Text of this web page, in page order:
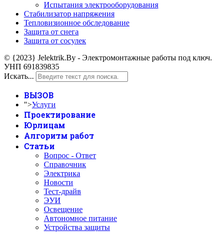
Испытания электрооборудования
Стабилизатор напряжения
Тепловизионное обследование
Защита от снега
Защита от сосулек
© {2023} Jelektrik.By - Электромонтажные работы под ключ.
УНП 691839835
Искать...
ВЫЗОВ
">Услуги
Проектирование
Юрлицам
Алгоритм работ
Статьи
Вопрос - Ответ
Справочник
Электрика
Новости
Тест-драйв
ЭУИ
Освещение
Автономное питание
Устройства защиты